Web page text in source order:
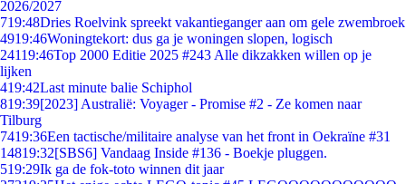
2026/2027
719:48Dries Roelvink spreekt vakantieganger aan om gele zwembroek
4919:46Woningtekort: dus ga je woningen slopen, logisch
24119:46Top 2000 Editie 2025 #243 Alle dikzakken willen op je
lijken
419:42Last minute balie Schiphol
819:39[2023] Australië: Voyager - Promise #2 - Ze komen naar
Tilburg
7419:36Een tactische/militaire analyse van het front in Oekraïne #31
14819:32[SBS6] Vandaag Inside #136 - Boekje pluggen.
519:29Ik ga de fok-toto winnen dit jaar